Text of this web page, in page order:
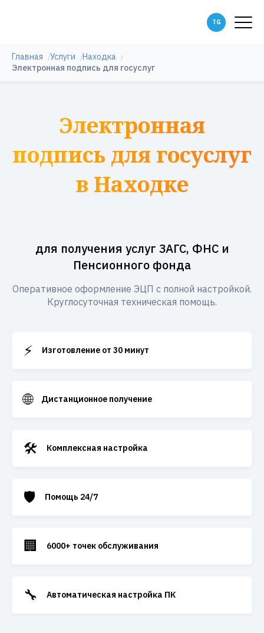
Главная Услуги
Находка
Электронная подпись для госуслуг
Электронная
подпись для госуслуг
в Находке
для получения услуг ЗАГС, ФНС и
Пенсионного фонда
Оперативное оформление ЭЦП с полной настройкой.
Круглосуточная техническая помощь.
⚡ Изготовление от 30 минут
🌐 Дистанционное получение
🛠️ Комплексная настройка
🛡️ Помощь 24/7
🏢 6000+ точек обслуживания
🔧 Автоматическая настройка ПК